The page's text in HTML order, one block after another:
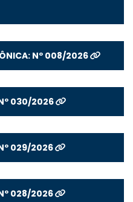
Nº 008/2026
Nº 030/2026
029/2026
028/2026